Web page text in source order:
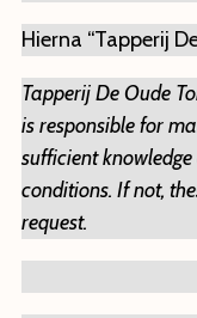
LOCATIE
Hierna “Tapperij
Tapperij De Oude
is responsible for
sufficient
conditions. If not,
request.